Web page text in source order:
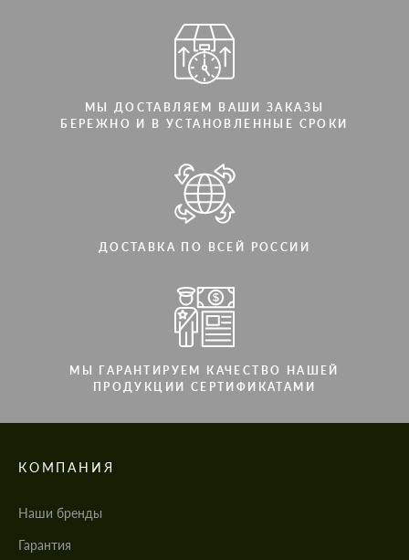
МЫ ДОСТАВЛЯЕМ ВАШИ ЗАКАЗЫ
БЕРЕЖНО И В УСТАНОВЛЕННЫЕ СРОКИ
ДОСТАВКА ПО ВСЕЙ РОССИИ
МЫ ГАРАНТИРУЕМ КАЧЕСТВО НАШЕЙ
ПРОДУКЦИИ СЕРТИФИКАТАМИ
КОМПАНИЯ
Наши бренды
Гарантия